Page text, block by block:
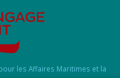
les Affaires Maritimes et la